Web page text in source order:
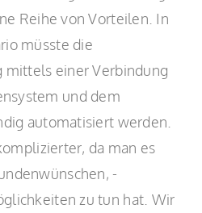
Reihe von Vorteilen. In
müsste die
mittels einer Verbindung
und dem
automatisiert werden.
da man es
-
zu tun hat. Wir